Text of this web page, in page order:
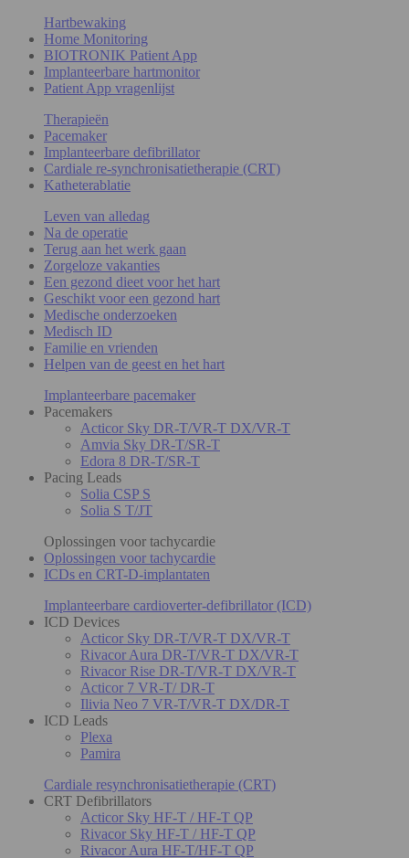
Hartbewaking
Home Monitoring
BIOTRONIK Patient App
Implanteerbare hartmonitor
Patient App vragenlijst
Therapieën
Pacemaker
Implanteerbare defibrillator
Cardiale re-synchronisatietherapie (CRT)
Katheterablatie
Leven van alledag
Na de operatie
Terug aan het werk gaan
Zorgeloze vakanties
Een gezond dieet voor het hart
Geschikt voor een gezond hart
Medische onderzoeken
Medisch ID
Familie en vrienden
Helpen van de geest en het hart
Implanteerbare pacemaker
Pacemakers
Acticor Sky DR-T/VR-T DX/VR-T
Amvia Sky DR-T/SR-T
Edora 8 DR-T/SR-T
Pacing Leads
Solia CSP S
Solia S T/JT
Oplossingen voor tachycardie
Oplossingen voor tachycardie
ICDs en CRT-D-implantaten
Implanteerbare cardioverter-defibrillator (ICD)
ICD Devices
Acticor Sky DR-T/VR-T DX/VR-T
Rivacor Aura DR-T/VR-T DX/VR-T
Rivacor Rise DR-T/VR-T DX/VR-T
Acticor 7 VR-T/ DR-T
Ilivia Neo 7 VR-T/VR-T DX/DR-T
ICD Leads
Plexa
Pamira
Cardiale resynchronisatietherapie (CRT)
CRT Defibrillators
Acticor Sky HF-T / HF-T QP
Rivacor Sky HF-T / HF-T QP
Rivacor Aura HF-T/HF-T QP